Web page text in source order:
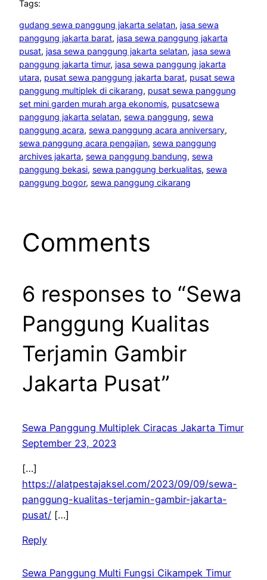
Tags:
gudang sewa panggung jakarta selatan, jasa sewa
panggung jakarta barat, jasa sewa panggung jakarta
pusat, jasa sewa panggung jakarta selatan, jasa sewa
panggung jakarta timur, jasa sewa panggung jakarta
utara, pusat sewa panggung jakarta barat, pusat sewa
panggung multiplek di cikarang, pusat sewa panggung
set mini garden murah arga ekonomis, pusatcsewa
panggung jakarta selatan, sewa panggung, sewa
panggung acara, sewa panggung acara anniversary
sewa panggung acara pengajian, sewa panggung
archives jakarta, sewa panggung bandung, sewa
panggung bekasi, sewa panggung berkualitas, sewa
panggung bogor, sewa panggung cikarang
Comments
6 responses to “Sewa
Panggung Kualitas
Terjamin Gambir
Jakarta Pusat”
Sewa Panggung Multiplek Ciracas Jakarta Timur
September 23, 2023
[…]
https://alatpestajaksel.com/2023/09/09/sewa-
panggung-kualitas-terjamin-gambir-jakarta-
pusat/[…]
Reply
Sewa Panggung Multi Fungsi Cikampek Timur